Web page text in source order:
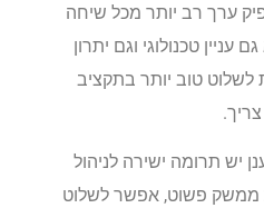
ערך רב יותר מכל שיחה
טכנולוגי וגם יתרון
טוב יותר בתקציב
יש תרומה ישירה לניהול
פשוט, אפשר לשלוט